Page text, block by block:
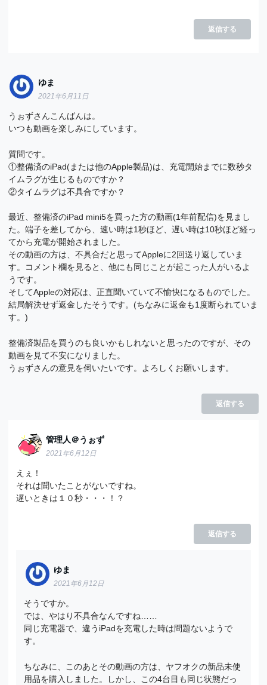
返信する
ゆま
2021年6月11日
うぉずさんこんばんは。
いつも動画を楽しみにしています。
質問です。
①整備済のiPad(または他のApple製品)は、充電開始までに数秒タ
イムラグが生じるものですか？
②タイムラグは不具合ですか？
最近、整備済のiPad mini5を買った方の動画(1年前配信)を見まし
た。端子を差してから、速い時は1秒ほど、遅い時は10秒ほど経っ
てから充電が開始されました。
その動画の方は、不具合だと思ってAppleに2回送り返していま
す。コメント欄を見ると、他にも同じことが起こった人がいるよ
うです。
そしてAppleの対応は、正直聞いていて不愉快になるものでした。
結局解決せず返金したそうです。(ちなみに返金も1度断られていま
す。)
整備済製品を買うのも良いかもしれないと思ったのですが、その
動画を見て不安になりました。
うぉずさんの意見を伺いたいです。よろしくお願いします。
返信する
管理人＠うぉず
2021年6月12日
えぇ！
それは聞いたことがないですね。
遅いときは１０秒・・・！？
返信する
ゆま
2021年6月12日
そうですか。
では、やはり不具合なんですね……
同じ充電器で、違うiPadを充電した時は問題ないようで
す。
ちなみに、このあとその動画の方は、ヤフオクの新品未使
用品を購入しました。しかし、この4台目も同じ状態だっ